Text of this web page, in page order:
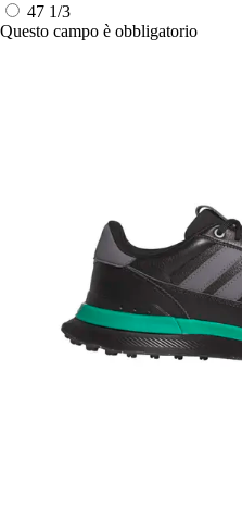
47 1/3
Questo campo è obbligatorio